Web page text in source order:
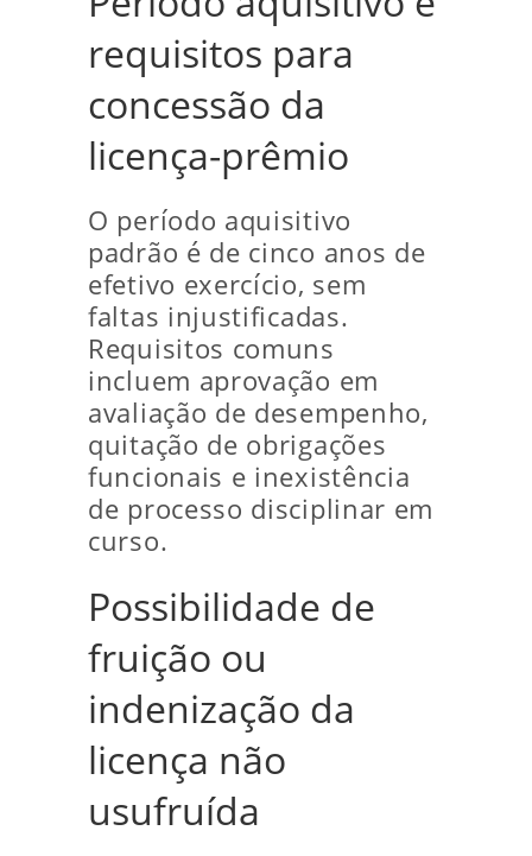
requisitos para
concessão da
licença-prêmio
O período aquisitivo
padrão é de cinco anos de
efetivo exercício, sem
faltas injustificadas.
Requisitos comuns
incluem aprovação em
avaliação de desempenho,
quitação de obrigações
funcionais e inexistência
de processo disciplinar em
curso.
Possibilidade de
fruição ou
indenização da
licença não
usufruída